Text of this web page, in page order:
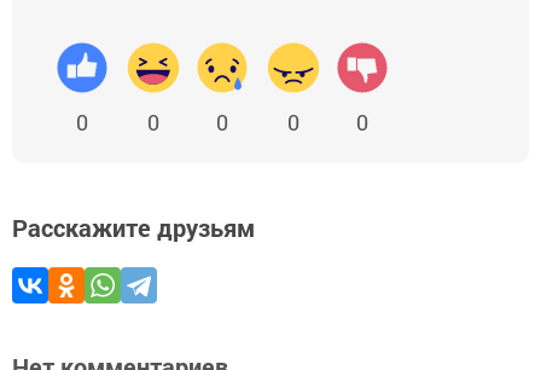
0 0 0 0 0
Расскажите друзьям